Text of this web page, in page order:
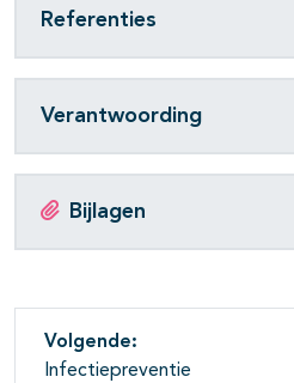
Referenties
Verantwoording
Bijlagen
Volgende:
Infectiepreventie